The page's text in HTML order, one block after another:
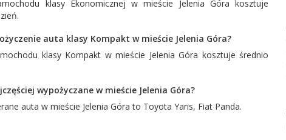
klasy Ekonomicznej w mieście Jelenia Góra kosztuje
auta klasy Kompakt w mieście Jelenia Góra?
klasy Kompakt w mieście Jelenia Góra kosztuje średnio
wypożyczane w mieście Jelenia Góra?
auta w mieście Jelenia Góra to Toyota Yaris, Fiat Panda.